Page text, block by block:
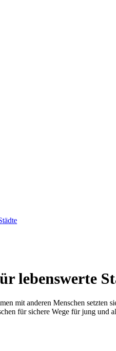
lebenswerte
mit anderen Menschen setzten
für sichere Wege für jung und